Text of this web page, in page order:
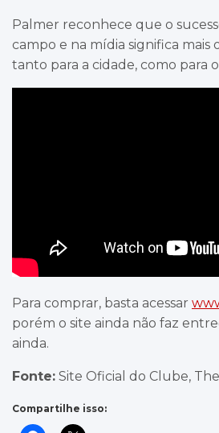
Palmer reconhece que o
campo e na mídia significa mais
tanto para a cidade, como para
Para comprar, basta acessar
porém o site ainda não faz
ainda.
Fonte: Site Oficial do Clube,
Compartilhe isso: